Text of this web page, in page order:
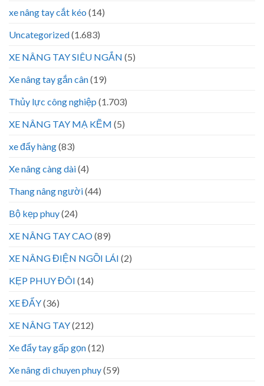
xe nâng tay cắt kéo (14)
Uncategorized(1.683)
XE NÂNG TAY SIÊU NGẮN (5)
Xe nâng tay gắn cân(19)
Thủy lực công nghiệp (1.703)
XE NÂNG TAY MẠ KẼM (5)
xe đẩy hàng(83)
Xe nâng càng dài(4)
Thang nâng người(44)
Bộ kẹp phuy(24)
XE NÂNG TAY CAO(89)
XE NÂNG ĐIỆN NGỒI LÁI (2)
KẸP PHUY ĐÔI (14)
XE ĐẨY(36)
XE NÂNG TAY(212)
Xe đẩy tay gấp gọn(12)
Xe nâng di chuyen phuy(59)